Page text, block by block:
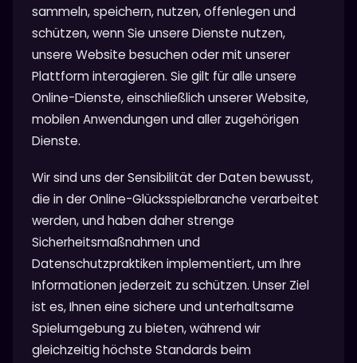
sammeln, speichern, nutzen, offenlegen und
schützen, wenn Sie unsere Dienste nutzen,
unsere Website besuchen oder mit unserer
Plattform interagieren. Sie gilt für alle unsere
Online-Dienste, einschließlich unserer Website,
mobilen Anwendungen und aller zugehörigen
Dienste.
Wir sind uns der Sensibilität der Daten bewusst,
die in der Online-Glücksspielbranche verarbeitet
werden, und haben daher strenge
Sicherheitsmaßnahmen und
Datenschutzpraktiken implementiert, um Ihre
Informationen jederzeit zu schützen. Unser Ziel
ist es, Ihnen eine sichere und unterhaltsame
Spielumgebung zu bieten, während wir
gleichzeitig höchste Standards beim